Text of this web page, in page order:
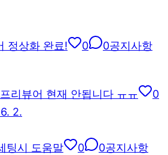
정상화 완료! 0 0공지사항
리뷰어 현재 안됩니다 ㅠㅠ
0
2.
팅시 도움말 0 0공지사항